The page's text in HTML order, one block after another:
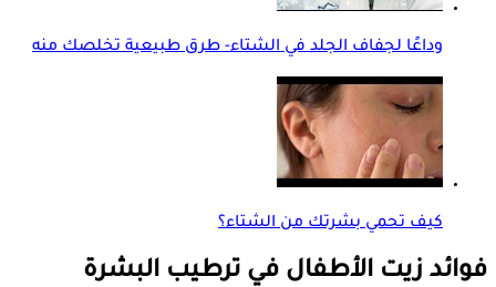
وداعًا لجفاف الجلد في الشتاء- طرق طبيعية تخلصك منه
كيف تحمي بشرتك من الشتاء؟
فوائد زيت الأطفال في ترطيب البشرة